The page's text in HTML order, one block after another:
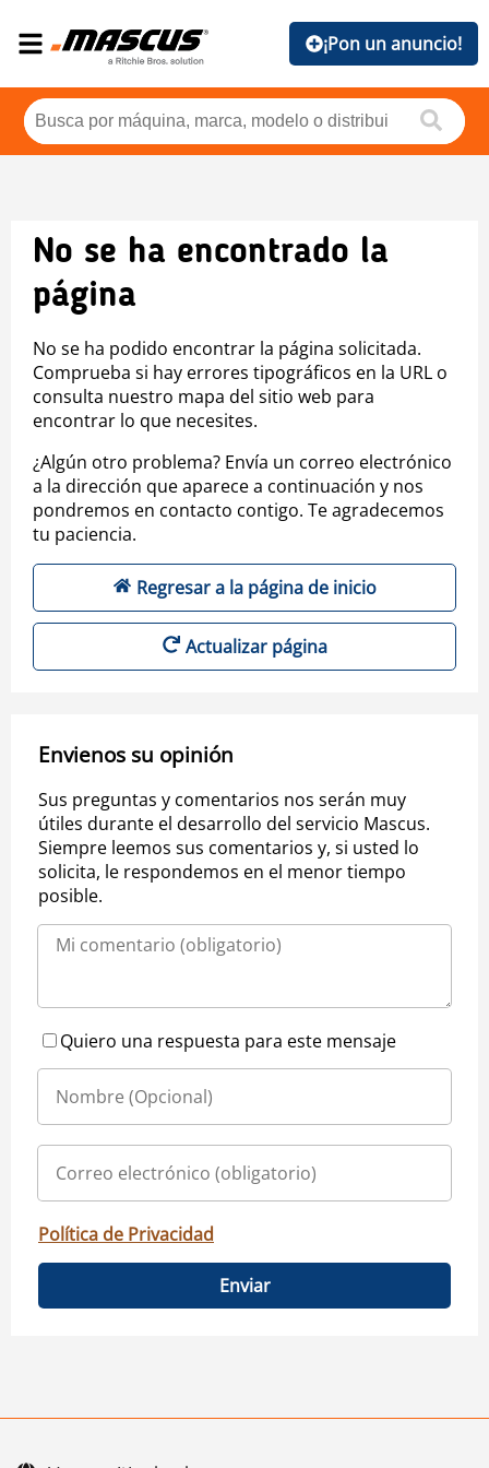
¡Pon un anuncio!
No se ha encontrado la
página
No se ha podido encontrar la página solicitada.
Comprueba si hay errores tipográficos en la URL o
consulta nuestro mapa del sitio web para
encontrar lo que necesites.
¿Algún otro problema? Envía un correo electrónico
a la dirección que aparece a continuación y nos
pondremos en contacto contigo. Te agradecemos
tu paciencia.
Regresar a la página de inicio
Actualizar página
Envienos su opinión
Sus preguntas y comentarios nos serán muy
útiles durante el desarrollo del servicio Mascus.
Siempre leemos sus comentarios y, si usted lo
solicita, le respondemos en el menor tiempo
posible.
Quiero una respuesta para este mensaje
Política de Privacidad
Enviar